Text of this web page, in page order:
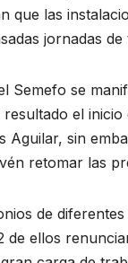
que las
jornadas de
Semefo se
el
Aguilar, sin
retomar las
de
de ellos